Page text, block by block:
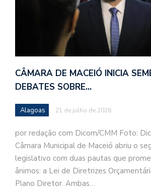
CÂMARA DE MACEIÓ INICIA
DEBATES SOBRE…
Alagoas 21 de julho de 2026
por redação com Dicom/CMM Foto:
Câmara Municipal de Maceió abriu o
legislativo com duas pautas que
ânimos: a Lei de Diretrizes
Plano Diretor. Ambas…